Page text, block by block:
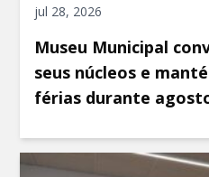
jul 28, 2026
Museu Municipal
seus núcleos e
férias durante